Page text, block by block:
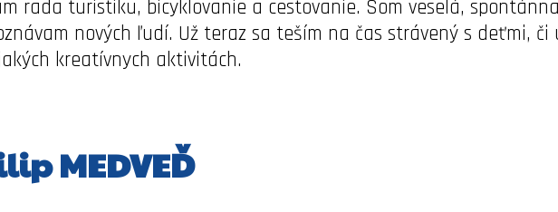
rada turistiku, bicyklovanie a cestovanie. Som veselá,
nových ľudí. Už teraz sa teším na čas strávený s deťmi,
kreatívnych aktivitách.
MEDVEĎ